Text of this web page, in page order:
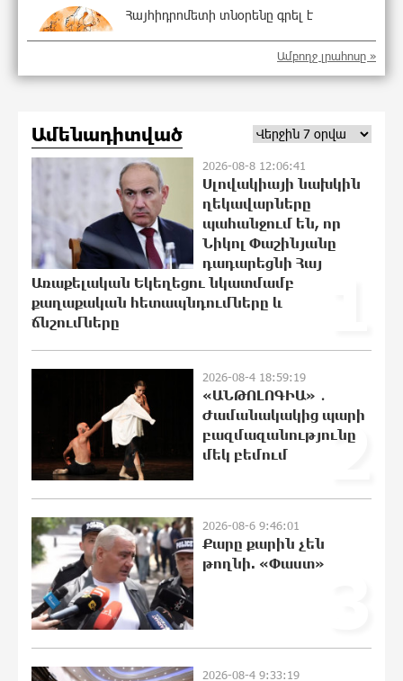
Հայհիդրոմետի տնօրենը գրել է
Արտակարգ դեպք՝ Երևանում․ կոտրել
են «Հույս բոլոր մարդկանց»
հիմնադրամի շենքի պատուհաններն
ու դռները
22:07:09 8-08-2026
Ալիևն ու Թրամփը հեռախոսազրույց
են ունեցել
21:48:41 8-08-2026
«Ինտեր»-ը հաղթեց «Յուվենտուս»-ին
Քրեական վարույթի շրջանակում
անձի անձնական և ընտանեկան
անթույլատրելի է. ՄԻՊ
21:10:46 8-08-2026
Զելենսկին ու Վուչիչը քննարկել են
համագործակցությունն ընդլայնելու
հնարավորությունները
20:51:38 8-08-2026
Ամբողջ լրահոսը »
Ամենադիտված
2026-08-8 12:06:41
Սլովակիայի նախկին
ղեկավարները
պահանջում են, որ
Նիկոլ Փաշինյանը
դադարեցնի Հայ
Առաքելական Եկեղեցու նկատմամբ
քաղաքական հետապնդումները և
ճնշումները
2
2026-08-4 18:59:19
«ԱՆԹՈԼՈԳԻԱ» ․
Ժամանակակից պարի
բազմազանությունը
մեկ բեմում
2026-08-6 9:46:01
Քարը քարին չեն
թողնի. «Փաստ»
2026-08-4 9:33:19